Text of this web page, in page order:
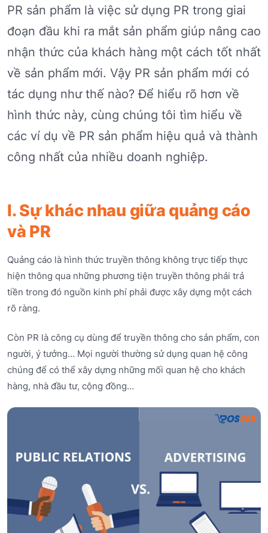
PR sản phẩm là việc sử dụng PR trong giai
đoạn đầu khi ra mắt sản phẩm giúp nâng cao
nhận thức của khách hàng một cách tốt nhất
về sản phẩm mới. Vậy PR sản phẩm mới có
tác dụng như thế nào? Để hiểu rõ hơn về
hình thức này, cùng chúng tôi tìm hiểu về
các ví dụ về PR sản phẩm hiệu quả và thành
công nhất của nhiều doanh nghiệp.
I. Sự khác nhau giữa quảng cáo
và PR
Quảng cáo là hình thức truyền thông không trực tiếp thực
hiện thông qua những phương tiện truyền thông phải trả
tiền trong đó nguồn kinh phí phải được xây dựng một cách
rõ ràng.
Còn PR là công cụ dùng để truyền thông cho sản phẩm, con
người, ý tưởng… Mọi người thường sử dụng quan hệ công
chúng để có thể xây dựng những mối quan hệ cho khách
hàng, nhà đầu tư, cộng đồng…